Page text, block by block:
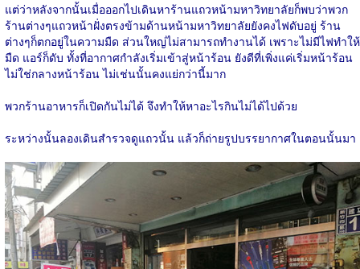
แต่ว่าหลังจากนั้นเมื่อออกไปเดินหาร้านแถวหน้ามหาวิทยาลัยก็พบว่าพวก
ร้านต่างๆแถวหน้าฝั่งตรงข้ามด้านหน้ามหาวิทยาลัยยังคงไฟดับอยู่ ร้าน
ต่างๆก็ตกอยู่ในความมืด ส่วนใหญ่ไม่สามารถทำงานได้ เพราะไม่มีไฟทำให้
มืด แอร์ก็ดับ ทั้งที่อากาศกำลังเริ่มเข้าสู่หน้าร้อน ยังดีที่เพิ่งแค่เริ่มหน้าร้อน
ไม่ใช่กลางหน้าร้อน ไม่เช่นนั้นคงแย่กว่านี้มาก
พวกร้านอาหารก็เปิดกันไม่ได้ จึงทำให้หาอะไรกินไม่ได้ไปด้วย
ระหว่างนั้นลองเดินสำรวจดูแถวนั้น แล้วก็ถ่ายรูปบรรยากาศในตอนนั้นมา